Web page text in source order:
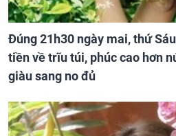
Đúng 21h30 ngày mai, thứ
tiền về trĩu túi, phúc cao hơn
giàu sang no đủ